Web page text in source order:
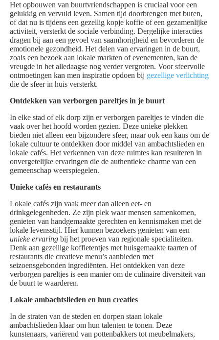
Het opbouwen van buurtvriendschappen is cruciaal voor een
gelukkig en vervuld leven. Samen tijd doorbrengen met buren,
of dat nu is tijdens een gezellig kopje koffie of een gezamenlijke
activiteit, versterkt de sociale verbinding. Dergelijke interacties
dragen bij aan een gevoel van saamhorigheid en bevorderen de
emotionele gezondheid. Het delen van ervaringen in de buurt,
zoals een bezoek aan lokale markten of evenementen, kan de
vreugde in het alledaagse nog verder vergroten. Voor sfeervolle
ontmoetingen kan men inspiratie opdoen bij gezellige verlichting
die de sfeer in huis versterkt.
Ontdekken van verborgen pareltjes in je buurt
In elke stad of elk dorp zijn er verborgen pareltjes te vinden die
vaak over het hoofd worden gezien. Deze unieke plekken
bieden niet alleen een bijzondere sfeer, maar ook een kans om de
lokale cultuur te ontdekken door middel van ambachtslieden en
lokale cafés. Het verkennen van deze ruimtes kan resulteren in
onvergetelijke ervaringen die de authentieke charme van een
gemeenschap weerspiegelen.
Unieke cafés en restaurants
Lokale cafés zijn vaak meer dan alleen eet- en
drinkgelegenheden. Ze zijn plek waar mensen samenkomen,
genieten van handgemaakte gerechten en kennismaken met de
lokale levensstijl. Hier kunnen bezoekers genieten van een
unieke ervaring bij het proeven van regionale specialiteiten.
Denk aan gezellige koffietentjes met huisgemaakte taarten of
restaurants die creatieve menu’s aanbieden met
seizoensgebonden ingrediënten. Het ontdekken van deze
verborgen pareltjes is een manier om de culinaire diversiteit van
de buurt te waarderen.
Lokale ambachtslieden en hun creaties
In de straten van de steden en dorpen staan lokale
ambachtslieden klaar om hun talenten te tonen. Deze
kunstenaars, variërend van pottenbakkers tot meubelmakers,